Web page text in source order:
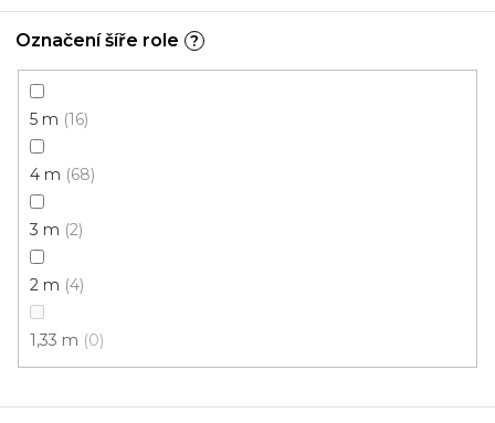
Označení šíře role ?
5 m 16
4 m 68
3 m 2
2 m 4
1,33 m 0